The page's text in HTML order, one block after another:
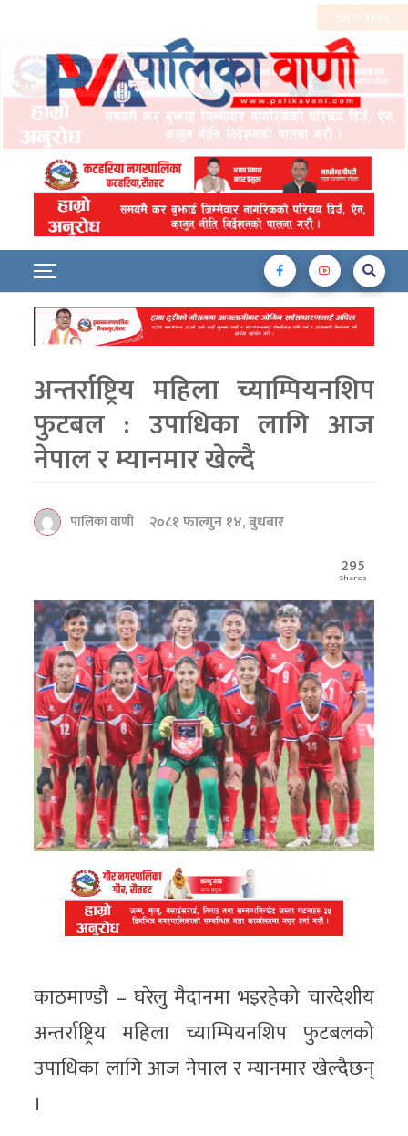
अन्तर्राष्ट्रिय महिला च्याम्पियनशिप
फुटबल : उपाधिका लागि आज
नेपाल र म्यानमार खेल्दै
पालिका वाणी
२०८१ फाल्गुन १४, बुधबार
295
Shares
काठमाण्डौ – घरेलु मैदानमा भइरहेको चारदेशीय
अन्तर्राष्ट्रिय महिला च्याम्पियनशिप फुटबलको
उपाधिका लागि आज नेपाल र म्यानमार खेल्दैछन्
।